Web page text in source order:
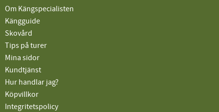
Om Kängspecialisten
Kängguide
Skovård
Tips på turer
Mina sidor
Kundtjänst
Hur handlar jag?
Köpvillkor
Integritetspolicy